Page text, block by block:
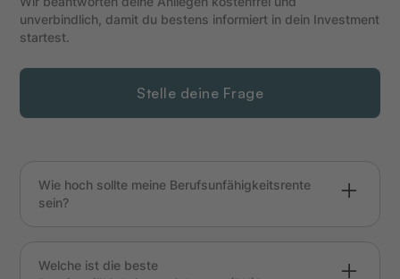
unverbindlich, damit du bestens informiert in dein Investment
startest.
Stelle deine Frage
Wie hoch sollte meine Berufsunfähigkeitsrente
sein?
Faustregel: 70–80 % deines aktuellen
Welche ist die beste